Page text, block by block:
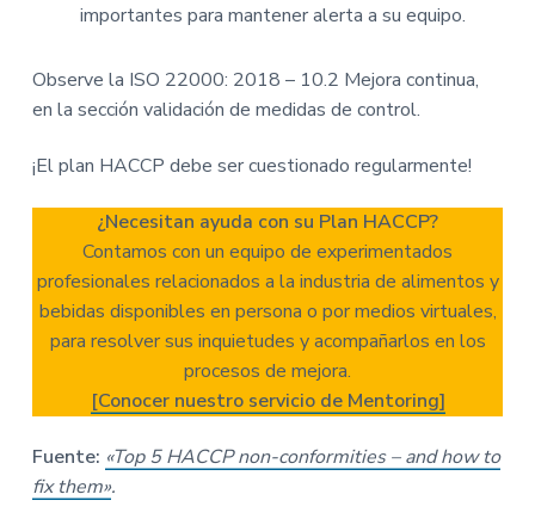
importantes para mantener alerta a su equipo.
Observe la ISO 22000: 2018 – 10.2 Mejora continua,
en la sección validación de medidas de control.
¡El plan HACCP debe ser cuestionado regularmente!
¿Necesitan ayuda con su Plan HACCP?
Contamos con un equipo de experimentados
profesionales relacionados a la industria de alimentos y
bebidas disponibles en persona o por medios virtuales,
para resolver sus inquietudes y acompañarlos en los
procesos de mejora.
[Conocer nuestro servicio de Mentoring]
Fuente: «Top 5 HACCP non-conformities – and how to
fix them».